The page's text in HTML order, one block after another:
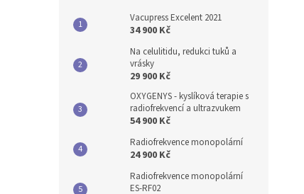
Vacupress Excelent 2021
34 900 Kč
Na celulitidu, redukci tuků a
vrásky
29 900 Kč
OXYGENYS - kyslíková terapie s
radiofrekvencí a ultrazvukem
54 900 Kč
Radiofrekvence monopolární
24 900 Kč
Radiofrekvence monopolární
ES-RF02